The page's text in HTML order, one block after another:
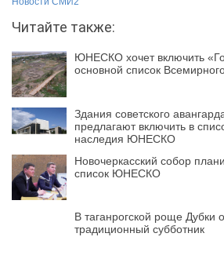
Читайте также:
ЮНЕСКО хочет включить
основной список
Здания советского
предлагают включить в
наследия ЮНЕСКО
Новочеркасский собор
список ЮНЕСКО
В таганрогской роще Дубки
традиционный субботник